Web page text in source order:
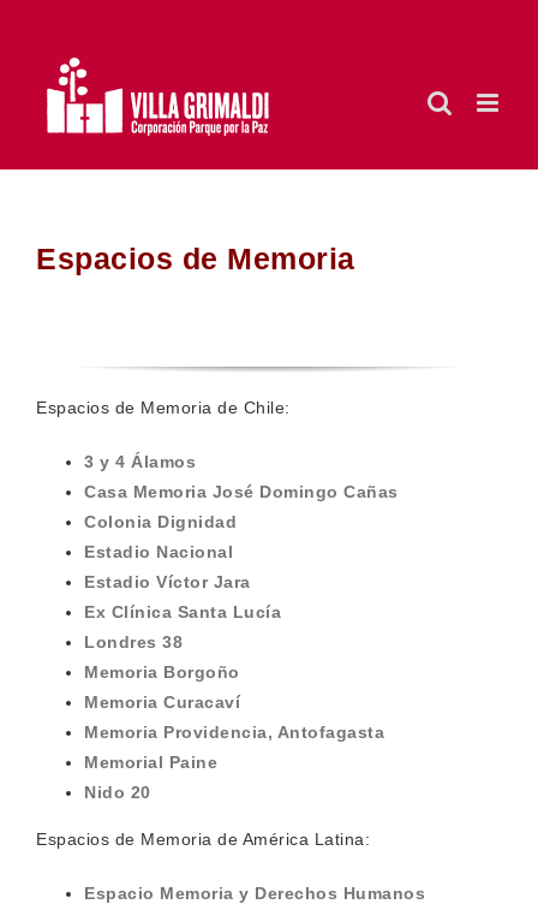
contenido
Espacios de Memoria
Espacios de Memoria de Chile:
3 y 4 Álamos
Casa Memoria José Domingo Cañas
Colonia Dignidad
Estadio Nacional
Estadio Víctor Jara
Ex Clínica Santa Lucía
Londres 38
Memoria Borgoño
Memoria Curacaví
Memoria Providencia, Antofagasta
Memorial Paine
Nido 20
Espacios de Memoria de América Latina:
Espacio Memoria y Derechos Humanos